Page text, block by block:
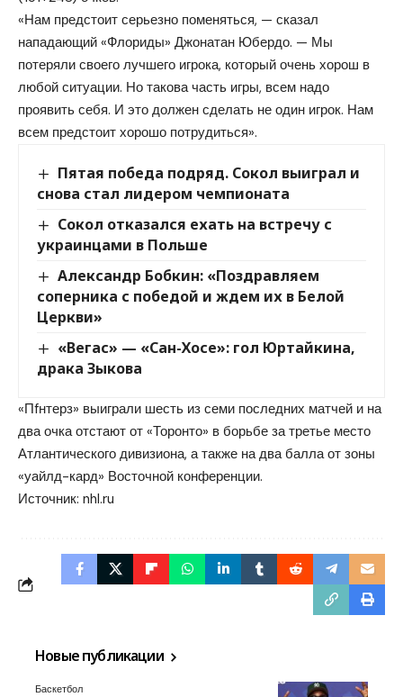
«Нам предстоит серьезно поменяться, — сказал
нападающий «Флориды» Джонатан Юбердо. — Мы
потеряли своего лучшего игрока, который очень хорош в
любой ситуации. Но такова часть игры, всем надо
проявить себя. И это должен сделать не один игрок. Нам
всем предстоит хорошо потрудиться».
Пятая победа подряд. Сокол выиграл и
снова стал лидером чемпионата
Сокол отказался ехать на встречу с
украинцами в Польше
Александр Бобкин: «Поздравляем
соперника с победой и ждем их в Белой
Церкви»
«Вегас» — «Сан-Хосе»: гол Юртайкина,
драка Зыкова
«Пfнтерз» выиграли шесть из семи последних матчей и на
два очка отстают от «Торонто» в борьбе за третье место
Атлантического дивизиона, а также на два балла от зоны
«уайлд-кард» Восточной конференции.
Источник: nhl.ru
Новые публикации
Баскетбол